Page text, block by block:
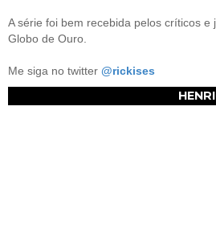
A série foi bem recebida pelos críticos
Globo de Ouro.
Me siga no twitter @rickises